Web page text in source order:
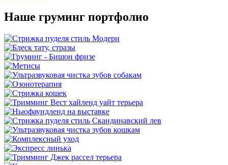
Наше груминг портфолио